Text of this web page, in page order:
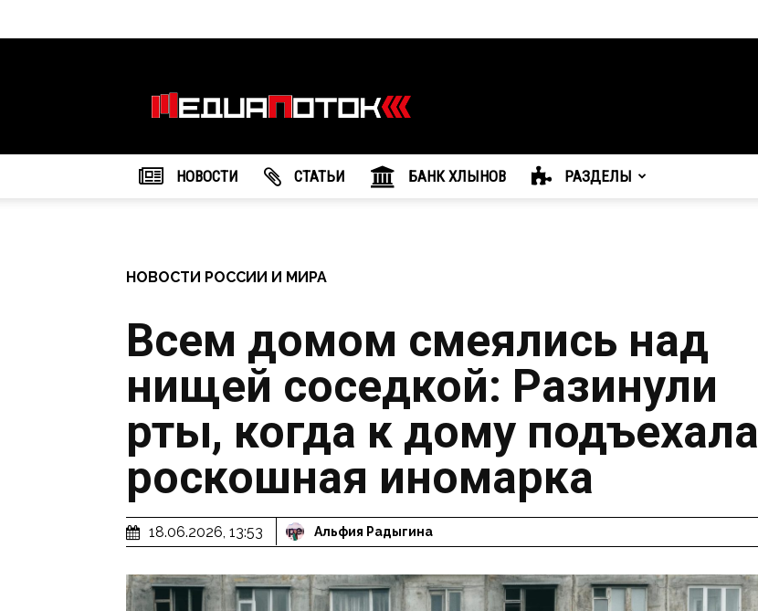
агентство
"МедиаПоток"
НОВОСТИ CТАТЬИ БАНК ХЛЫНОВ РАЗДЕЛЫ
НОВОСТИ РОССИИ И МИРА
Всем домом смеялись над
нищей соседкой: Разинули
рты, когда к дому подъехала
роскошная иномарка
18.06.2026, 13:53 Альфия Радыгина